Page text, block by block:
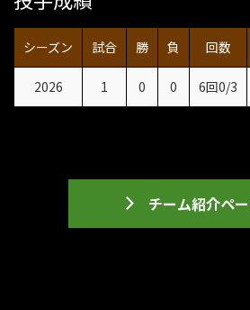
シーズン 試合 勝 負 回数
2026 1 0 0 6回0/3
チーム紹介ペ